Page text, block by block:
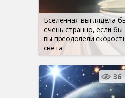
Вселенная выглядела
очень странно, если бы
вы преодолели
света
36